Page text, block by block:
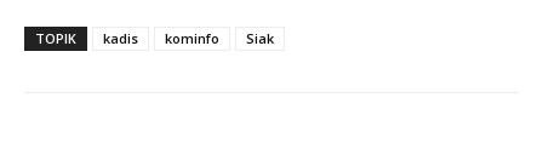
TOPIK kadis kominfo Siak